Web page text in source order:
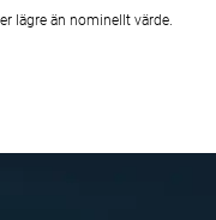
lägre än nominellt värde.